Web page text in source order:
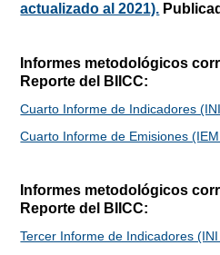
actualizado al 2021).
Informes metodológicos
Reporte del BIICC:
Cuarto Informe de Indicadores
Cuarto Informe de Emisiones (IEM
Informes metodológicos
Reporte del BIICC:
Tercer Informe de Indicadores (INI